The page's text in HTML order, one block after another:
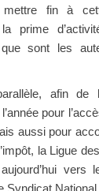
fin à
prime
que sont les
afin de
pour
aussi pour
la Ligue
vers
Syndicat National